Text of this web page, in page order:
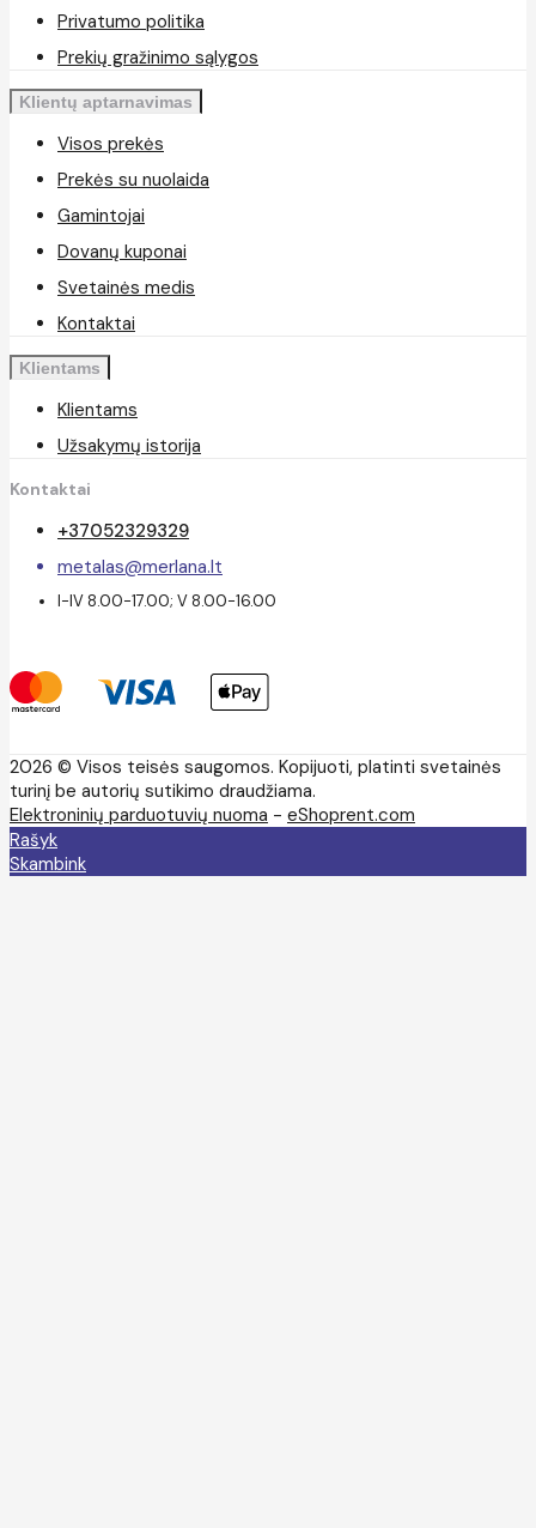
Privatumo politika
Prekių gražinimo sąlygos
Klientų aptarnavimas
Visos prekės
Prekės su nuolaida
Gamintojai
Dovanų kuponai
Svetainės medis
Kontaktai
Klientams
Klientams
Užsakymų istorija
Kontaktai
+37052329329
metalas@merlana.lt
I-IV 8.00-17.00; V 8.00-16.00
2026 © Visos teisės saugomos. Kopijuoti, platinti svetainės
turinį be autorių sutikimo draudžiama.
Elektroninių parduotuvių nuoma - eShoprent.com
Rašyk
Skambink